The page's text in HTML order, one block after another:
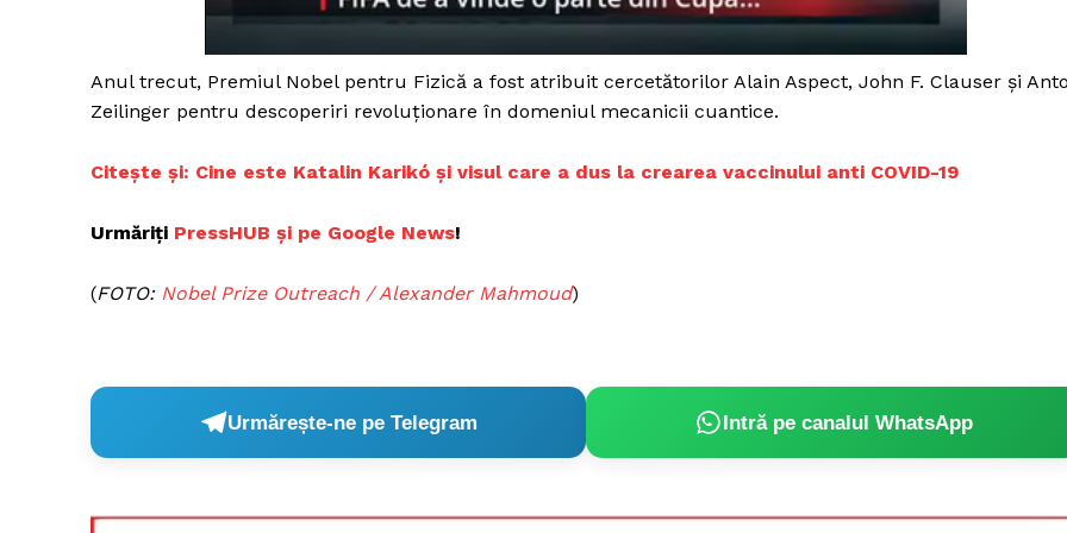
Anul trecut, Premiul Nobel pentru Fizică a fost atribuit cercetătorilor Alain Aspect, John F. Clauser şi
Zeilinger pentru descoperiri revoluţionare în domeniul mecanicii cuantice.
Citește și: Cine este Katalin Karikó și visul care a dus la crearea vaccinului anti COVID-19
Urmăriți PressHUB și pe Google News!
(FOTO: Nobel Prize Outreach / Alexander Mahmoud)
Urmărește-ne pe Telegram Intră pe canalul WhatsApp